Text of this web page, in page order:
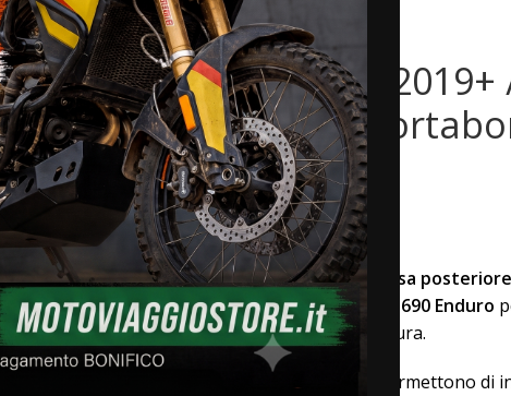
KTM 690 2019+
Piastra
SD
€185,00
Lapiastra portaborsa
carico della tua KTM 690 Enduro
motoviaggio avventura.
I fori aggiuntivi ti permettono di